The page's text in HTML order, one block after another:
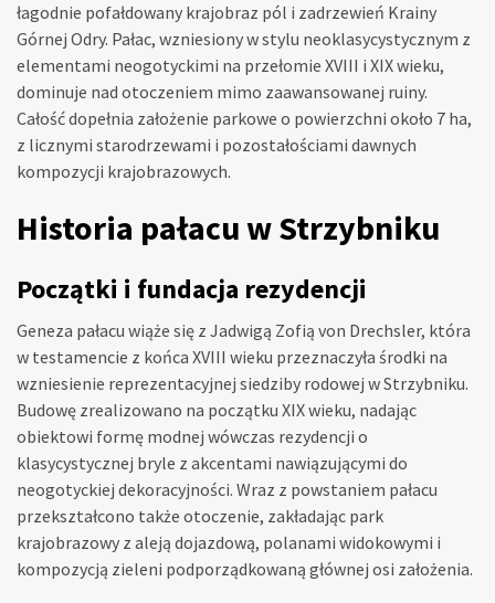
łagodnie pofałdowany krajobraz pól i zadrzewień Krainy
Górnej Odry. Pałac, wzniesiony w stylu neoklasycystycznym z
elementami neogotyckimi na przełomie XVIII i XIX wieku,
dominuje nad otoczeniem mimo zaawansowanej ruiny.
Całość dopełnia założenie parkowe o powierzchni około 7 ha,
z licznymi starodrzewami i pozostałościami dawnych
kompozycji krajobrazowych.
Historia pałacu w Strzybniku
Początki i fundacja rezydencji
Geneza pałacu wiąże się z Jadwigą Zofią von Drechsler, która
w testamencie z końca XVIII wieku przeznaczyła środki na
wzniesienie reprezentacyjnej siedziby rodowej w Strzybniku.
Budowę zrealizowano na początku XIX wieku, nadając
obiektowi formę modnej wówczas rezydencji o
klasycystycznej bryle z akcentami nawiązującymi do
neogotyckiej dekoracyjności. Wraz z powstaniem pałacu
przekształcono także otoczenie, zakładając park
krajobrazowy z aleją dojazdową, polanami widokowymi i
kompozycją zieleni podporządkowaną głównej osi założenia.